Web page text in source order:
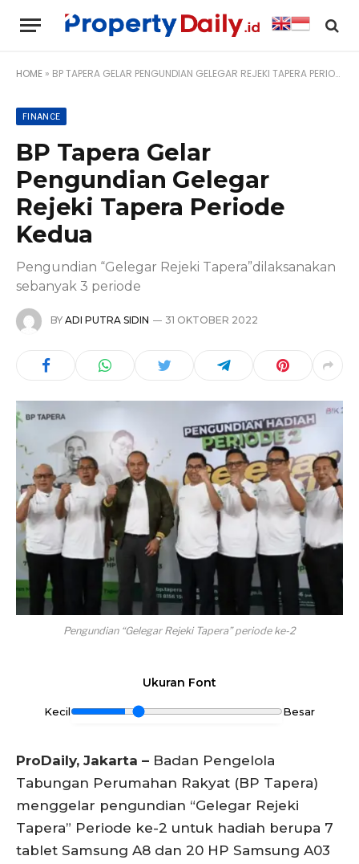
HOME » BP TAPERA GELAR PENGUNDIAN GELEGAR REJEKI TAPERA PERIODE KEDUA
FINANCE
BP Tapera Gelar
Pengundian Gelegar
Rejeki Tapera Periode
Kedua
Pengundian “Gelegar Rejeki Tapera”dilaksanakan
sebanyak 3 periode
BY ADI PUTRA SIDIN 31 OKTOBER 2022
Pengundian “Gelegar Rejeki Tapera” periode ke-2
Ukuran Font
Kecil Besar
ProDaily, Jakarta – Badan Pengelola
Tabungan Perumahan Rakyat (BP Tapera)
menggelar pengundian “Gelegar Rejeki
Tapera” Periode ke-2 untuk hadiah berupa 7
tablet Samsung A8 dan 20 HP Samsung A03